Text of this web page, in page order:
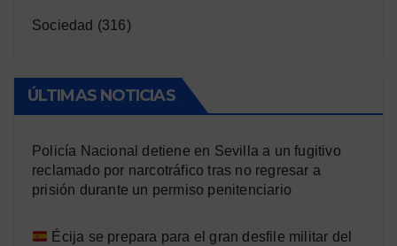
Sociedad (316)
ÚLTIMAS NOTICIAS
Policía Nacional detiene en Sevilla a un fugitivo
reclamado por narcotráfico tras no regresar a
prisión durante un permiso penitenciario
Écija se prepara para el gran desfile militar del